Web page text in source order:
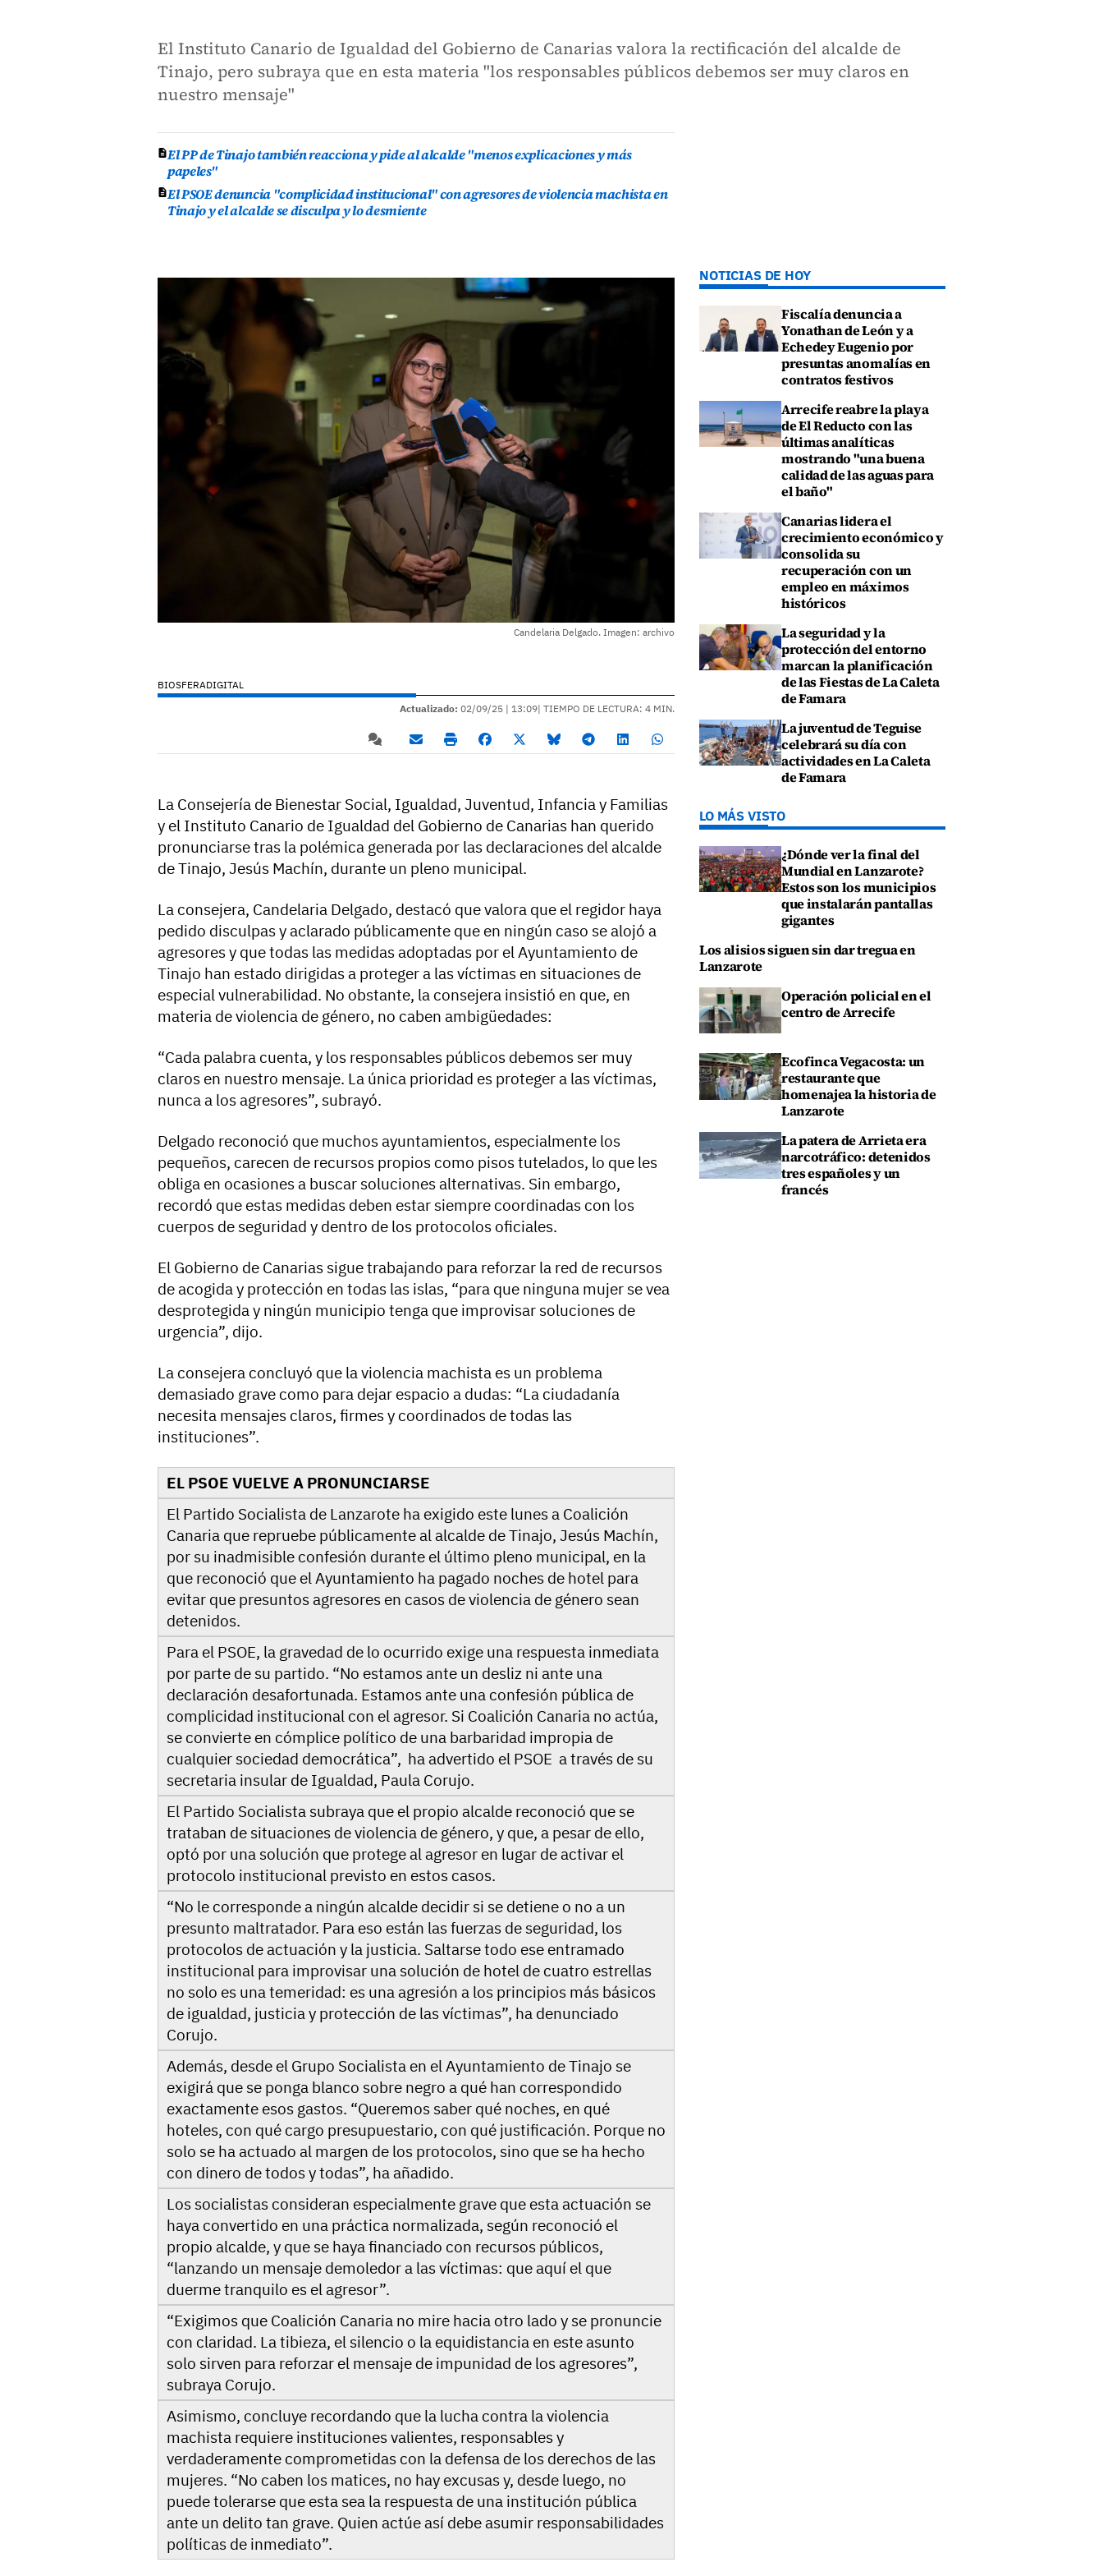
El Instituto Canario de Igualdad del Gobierno de Canarias valora la rectificación del alcalde de
Tinajo, pero subraya que en esta materia "los responsables públicos debemos ser muy claros en
nuestro mensaje"
El PP de Tinajo también reacciona y pide al alcalde "menos explicaciones y más
papeles"
El PSOE denuncia "complicidad institucional" con agresores de violencia machista en
Tinajo y el alcalde se disculpa y lo desmiente
Candelaria Delgado. Imagen: archivo
BIOSFERADIGITAL
Actualizado: 02/09/25 | 13:09| TIEMPO DE LECTURA: 4 MIN.
La Consejería de Bienestar Social, Igualdad, Juventud, Infancia y Familias
y el Instituto Canario de Igualdad del Gobierno de Canarias han querido
pronunciarse tras la polémica generada por las declaraciones del alcalde
de Tinajo, Jesús Machín, durante un pleno municipal.
La consejera, Candelaria Delgado, destacó que valora que el regidor haya
pedido disculpas y aclarado públicamente que en ningún caso se alojó a
agresores y que todas las medidas adoptadas por el Ayuntamiento de
Tinajo han estado dirigidas a proteger a las víctimas en situaciones de
especial vulnerabilidad. No obstante, la consejera insistió en que, en
materia de violencia de género, no caben ambigüedades:
“Cada palabra cuenta, y los responsables públicos debemos ser muy
claros en nuestro mensaje. La única prioridad es proteger a las víctimas,
nunca a los agresores”, subrayó.
Delgado reconoció que muchos ayuntamientos, especialmente los
pequeños, carecen de recursos propios como pisos tutelados, lo que les
obliga en ocasiones a buscar soluciones alternativas. Sin embargo,
recordó que estas medidas deben estar siempre coordinadas con los
cuerpos de seguridad y dentro de los protocolos oficiales.
El Gobierno de Canarias sigue trabajando para reforzar la red de recursos
de acogida y protección en todas las islas, “para que ninguna mujer se vea
desprotegida y ningún municipio tenga que improvisar soluciones de
urgencia”, dijo.
La consejera concluyó que la violencia machista es un problema
demasiado grave como para dejar espacio a dudas: “La ciudadanía
necesita mensajes claros, firmes y coordinados de todas las
instituciones”.
EL PSOE VUELVE A PRONUNCIARSE
El Partido Socialista de Lanzarote ha exigido este lunes a Coalición
Canaria que repruebe públicamente al alcalde de Tinajo, Jesús Machín,
por su inadmisible confesión durante el último pleno municipal, en la
que reconoció que el Ayuntamiento ha pagado noches de hotel para
evitar que presuntos agresores en casos de violencia de género sean
detenidos.
Para el PSOE, la gravedad de lo ocurrido exige una respuesta inmediata
por parte de su partido. “No estamos ante un desliz ni ante una
declaración desafortunada. Estamos ante una confesión pública de
complicidad institucional con el agresor. Si Coalición Canaria no actúa,
se convierte en cómplice político de una barbaridad impropia de
cualquier sociedad democrática”, ha advertido el PSOE a través de su
secretaria insular de Igualdad, Paula Corujo.
El Partido Socialista subraya que el propio alcalde reconoció que se
trataban de situaciones de violencia de género, y que, a pesar de ello,
optó por una solución que protege al agresor en lugar de activar el
protocolo institucional previsto en estos casos.
“No le corresponde a ningún alcalde decidir si se detiene o no a un
presunto maltratador. Para eso están las fuerzas de seguridad, los
protocolos de actuación y la justicia. Saltarse todo ese entramado
institucional para improvisar una solución de hotel de cuatro estrellas
no solo es una temeridad: es una agresión a los principios más básicos
de igualdad, justicia y protección de las víctimas”, ha denunciado
Corujo.
Además, desde el Grupo Socialista en el Ayuntamiento de Tinajo se
exigirá que se ponga blanco sobre negro a qué han correspondido
exactamente esos gastos. “Queremos saber qué noches, en qué
hoteles, con qué cargo presupuestario, con qué justificación. Porque no
solo se ha actuado al margen de los protocolos, sino que se ha hecho
con dinero de todos y todas”, ha añadido.
Los socialistas consideran especialmente grave que esta actuación se
haya convertido en una práctica normalizada, según reconoció el
propio alcalde, y que se haya financiado con recursos públicos,
“lanzando un mensaje demoledor a las víctimas: que aquí el que
duerme tranquilo es el agresor”.
“Exigimos que Coalición Canaria no mire hacia otro lado y se pronuncie
con claridad. La tibieza, el silencio o la equidistancia en este asunto
solo sirven para reforzar el mensaje de impunidad de los agresores”,
subraya Corujo.
Asimismo, concluye recordando que la lucha contra la violencia
machista requiere instituciones valientes, responsables y
verdaderamente comprometidas con la defensa de los derechos de las
mujeres. “No caben los matices, no hay excusas y, desde luego, no
puede tolerarse que esta sea la respuesta de una institución pública
ante un delito tan grave. Quien actúe así debe asumir responsabilidades
políticas de inmediato”.
NOTICIAS DE HOY
Fiscalía denuncia a
Yonathan de León y a
Echedey Eugenio por
presuntas anomalías en
contratos festivos
Arrecife reabre la playa
de El Reducto con las
últimas analíticas
mostrando "una buena
calidad de las aguas para
el baño"
Canarias lidera el
crecimiento económico y
consolida su
recuperación con un
empleo en máximos
históricos
La seguridad y la
protección del entorno
marcan la planificación
de las Fiestas de La Caleta
de Famara
La juventud de Teguise
celebrará su día con
actividades en La Caleta
de Famara
LO MÁS VISTO
¿Dónde ver la final del
Mundial en Lanzarote?
Estos son los municipios
que instalarán pantallas
gigantes
Los alisios siguen sin dar tregua en
Lanzarote
Operación policial en el
centro de Arrecife
Ecofinca Vegacosta: un
restaurante que
homenajea la historia de
Lanzarote
La patera de Arrieta era
narcotráfico: detenidos
tres españoles y un
francés